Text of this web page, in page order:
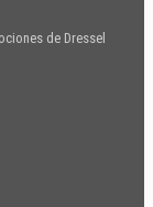
de Dressel